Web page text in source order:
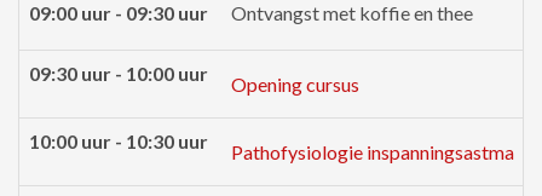
09:00 uur - 09:30 uur Ontvangst met koffie en thee
09:30 uur - 10:00 uur Opening cursus
10:00 uur - 10:30 uur Pathofysiologie inspanningsastma